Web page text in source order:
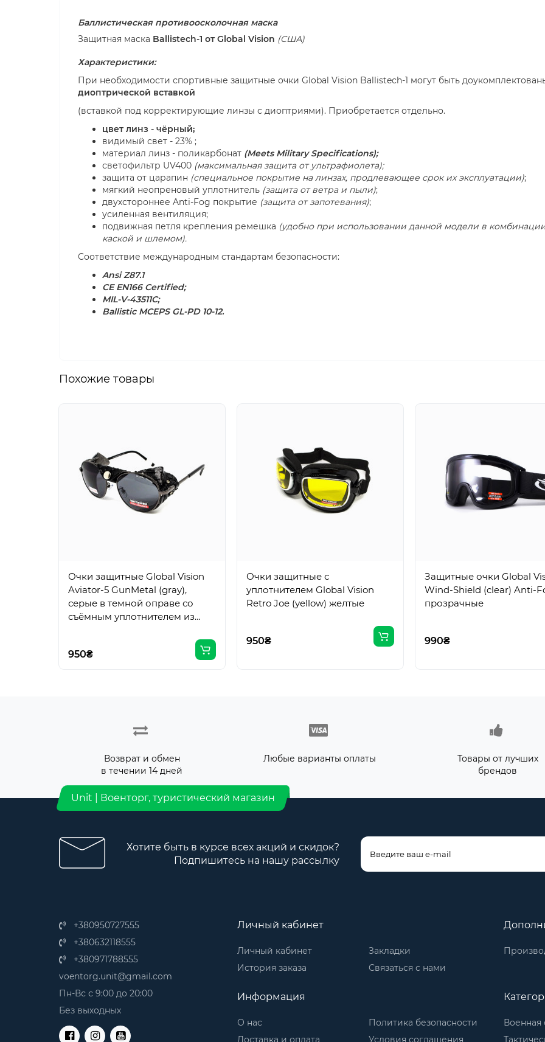
Баллистическая противоосколочная маска
Защитная маска Ballistech-1 от Global Vision (США)
Характеристики:
При необходимости спортивные защитные очки Global Vision Ballistech-1 могут быть
диоптрической вставкой
(вставкой под корректирующие линзы с диоптриями). Приобретается отдельно.
цвет линз - чёрный;
видимый свет - 23% ;
материал линз - поликарбонат (Meets Military Specifications);
светофильтр UV400 (максимальная защита от ультрафиолета);
защита от царапин (специальное покрытие на линзах, продлевающее срок их эксплуатации);
мягкий неопреновый уплотнитель (защита от ветра и пыли);
двухстороннее Anti-Fog покрытие (защита от запотевания);
усиленная вентиляция;
подвижная петля крепления ремешка (удобно при использовании данной модели в
каской и шлемом).
Соответствие международным стандартам безопасности:
Ansi Z87.1
CE EN166 Certified;
MIL-V-43511C;
Ballistic MCEPS GL-PD 10-12.
Похожие товары
Очки защитные Global Vision
Aviator-5 GunMetal (gray),
серые в темной оправе со
съёмным уплотнителем из
950₴
Очки защитные с
уплотнителем Global Vision
Retro Joe (yellow) желтые
950₴
Защитные очки Global
Wind-Shield (clear) Anti-
прозрачные
990₴
Возврат и обмен
в течении 14 дней
Любые варианты оплаты
Товары от лучших
брендов
Unit | Военторг, туристический магазин
Хотите быть в курсе всех акций и скидок?
Подпишитесь на нашу рассылку
+380950727555
+380632118555
+380971788555
voentorg.unit@gmail.com
Пн-Вс с 9:00 до 20:00
Без выходных
Личный кабинет
Личный кабинет
История заказа
Закладки
Связаться с нами
Информация
О нас
Доставка и оплата
Политика безопасности
Условия соглашения
Военная